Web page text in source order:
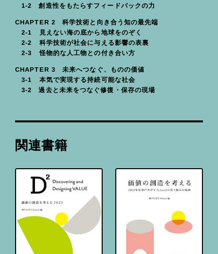
1-2 創造性をもたらすフィードバックの力
CHAPTER 2 科学技術と向き合う知の最先端
2-1 見えない海の底から地球をのぞく
2-2 科学技術が社会に与える影響の表裏
2-3 怪物的な人工物との付き合い方
CHAPTER 3 未来へつなぐ、ものの価値
3-1 本気で実現する持続可能な社会
3-2 過去と未来をつなぐ修復・保存の現場
関連書籍